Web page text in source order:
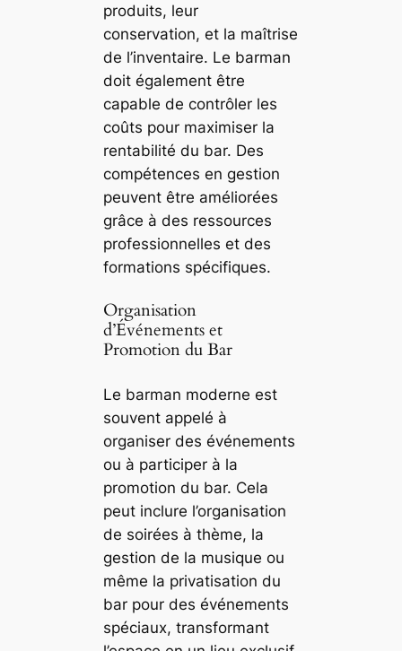
produits, leur
conservation, et la maîtrise
de l’inventaire. Le barman
doit également être
capable de contrôler les
coûts pour maximiser la
rentabilité du bar. Des
compétences en gestion
peuvent être améliorées
grâce à des ressources
professionnelles et des
formations spécifiques.
Organisation
d’Événements et
Promotion du Bar
Le barman moderne est
souvent appelé à
organiser des événements
ou à participer à la
promotion du bar. Cela
peut inclure l’organisation
de soirées à thème, la
gestion de la musique ou
même la privatisation du
bar pour des événements
spéciaux, transformant